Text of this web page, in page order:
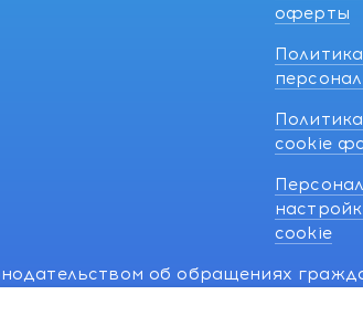
оферты
cookie
cookie
об обращениях